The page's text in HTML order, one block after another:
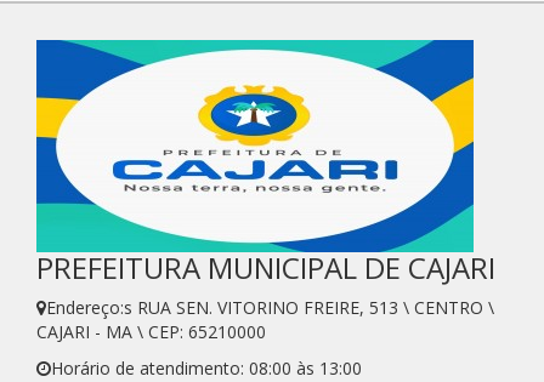
PREFEITURA MUNICIPAL DE CAJARI
Endereço:s RUA SEN. VITORINO FREIRE, 513 \ CENTRO \
CAJARI - MA \ CEP: 65210000
Horário de atendimento: 08:00 às 13:00